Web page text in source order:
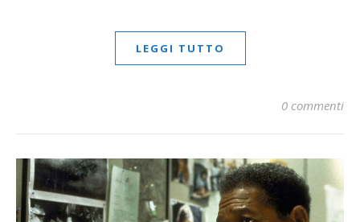
LEGGI TUTTO
0 commenti